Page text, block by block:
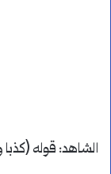
الشاهد: قوله (كذبا